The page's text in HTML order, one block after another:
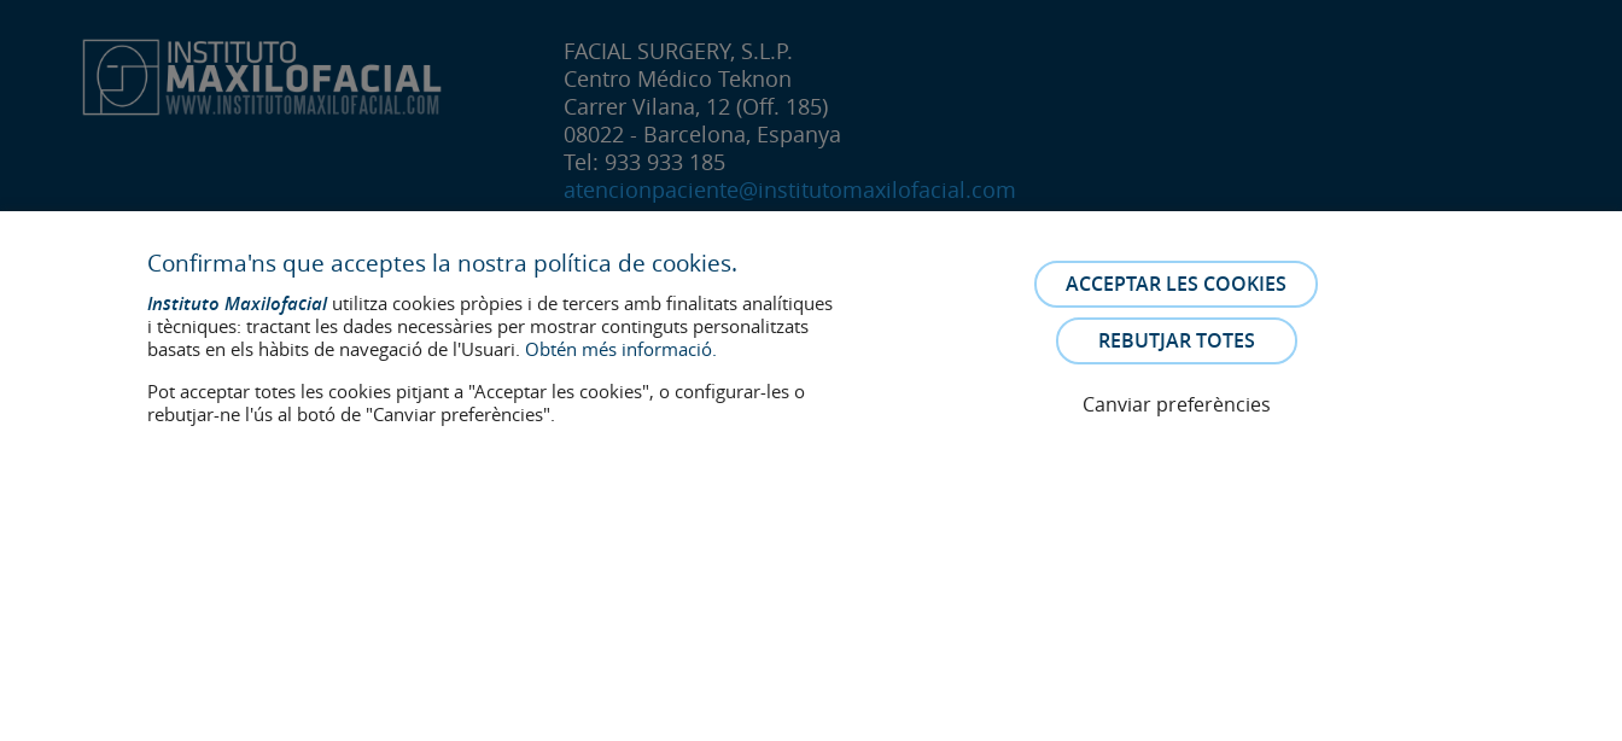
FACIAL SURGERY, S.L.P.
Centro Médico Teknon
Carrer Vilana, 12 (Off. 185)
08022 - Barcelona, Espanya
Tel: 933 933 185
atencionpaciente@institutomaxilofacial.com
Confirma'ns que acceptes la nostra política de cookies.
Instituto Maxilofacialutilitza cookies pròpies i de tercers amb finalitats analítiques
i tècniques: tractant les dades necessàries per mostrar continguts personalitzats
basats en els hàbits de navegació de l'Usuari. Obtén més informació.
Pot acceptar totes les cookies pitjant a "Acceptar les cookies", o configurar-les o
rebutjar-ne l'ús al botó de "Canviar preferències".
Canviar preferències
REBUTJAR TOTES
ACCEPTAR LES COOKIES